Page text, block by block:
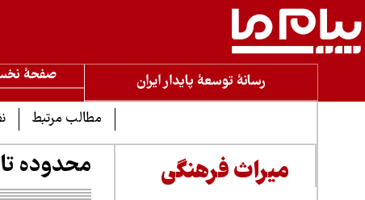
رسانۀ توسعۀ پایدار ایران صفحۀ
مطالب مرتبط
میراث فرهنگی محدوده